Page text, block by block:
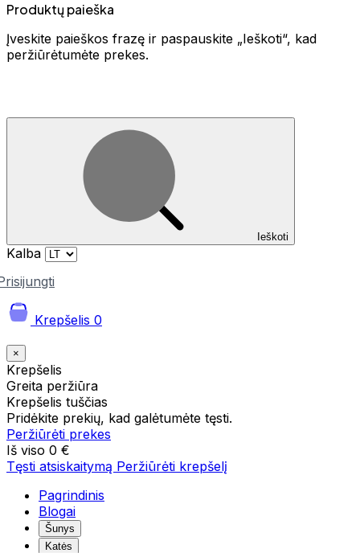
Produktų paieška
Įveskite paieškos frazę ir paspauskite „Ieškoti“, kad
peržiūrėtumėte prekes.
Ieškoti
Kalba
Krepšelis 0
×
Krepšelis
Greita peržiūra
Krepšelis tuščias
Pridėkite prekių, kad galėtumėte tęsti.
Peržiūrėti prekes
Iš viso 0 €
Tęsti atsiskaitymą Peržiūrėti krepšelį
Pagrindinis
Blogai
Šunys
Katės